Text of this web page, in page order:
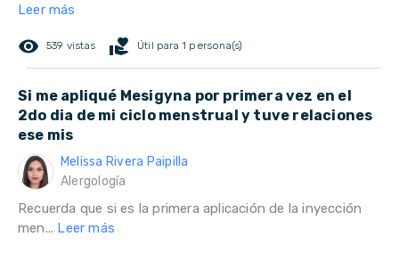
Leer más
remove_red_eye 539 vistas volunteer_activism Útil para 1 persona(s)
Si me apliqué Mesigyna por primera vez en el
2do dia de mi ciclo menstrual y tuve relaciones
ese mis
Melissa Rivera Paipilla
Alergología
Recuerda que si es la primera aplicación de la inyección
men... Leer más